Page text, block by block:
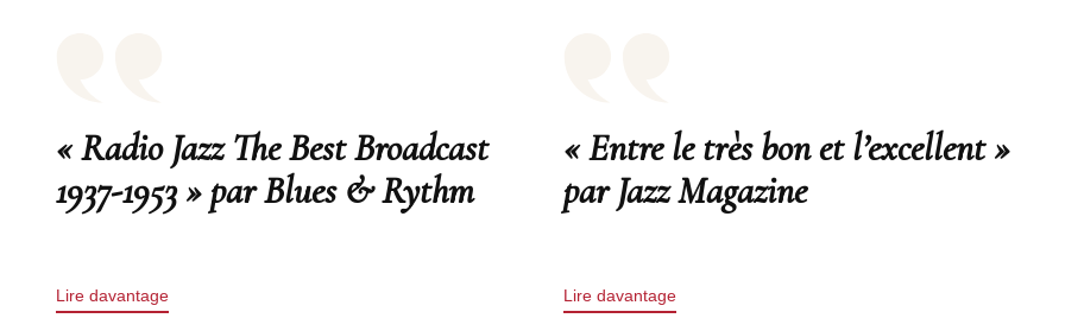
« Radio Jazz The Best Broadcast
1937-1953 » par Blues & Rythm
Lire davantage
« Entre le très bon et l’excellent »
par Jazz Magazine
Lire davantage